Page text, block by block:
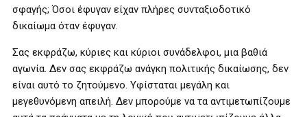
σφαγής; Όσοι έφυγαν είχαν πλήρες συνταξιοδοτικό
δικαίωμα όταν έφυγαν.
Σας εκφράζω, κύριες και κύριοι συνάδελφοι, μια βαθιά
αγωνία. Δεν σας εκφράζω ανάγκη πολιτικής δικαίωσης, δεν
είναι αυτό το ζητούμενο. Υφίσταται μεγάλη και
μεγεθυνόμενη απειλή. Δεν μπορούμε να τα αντιμετωπίζουμε